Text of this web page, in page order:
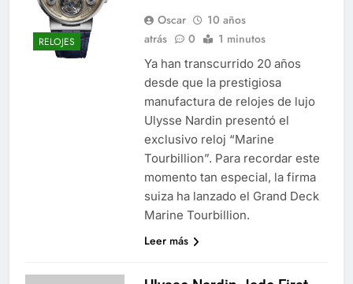
RELOJES
Oscar
10 años
atrás
0 1 minutos
Ya han transcurrido 20 años
desde que la prestigiosa
manufactura de relojes de lujo
Ulysse Nardin presentó el
exclusivo reloj “Marine
Tourbillion”. Para recordar este
momento tan especial, la firma
suiza ha lanzado el Grand Deck
Marine Tourbillion.
Leer más